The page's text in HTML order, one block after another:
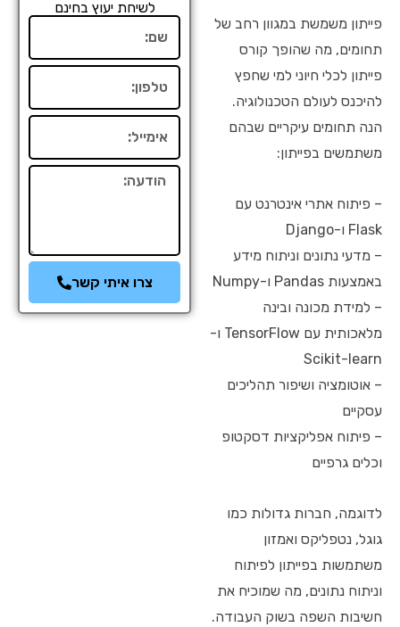
פייתון משמשת במגוון רחב של
תחומים, מה שהופך קורס
פייתון לכלי חיוני למי שחפץ
להיכנס לעולם הטכנולוגיה.
הנה תחומים עיקריים שבהם
משתמשים בפייתון:
– פיתוח אתרי אינטרנט עם
Flask ו-Django
– מדעי נתונים וניתוח מידע
באמצעות Pandas ו-Numpy
– למידת מכונה ובינה
מלאכותית עם TensorFlow ו-
Scikit-learn
– אוטומציה ושיפור תהליכים
עסקיים
– פיתוח אפליקציות דסקטופ
וכלים גרפיים
לדוגמה, חברות גדולות כמו
גוגל, נטפליקס ואמזון
משתמשות בפייתון לפיתוח
וניתוח נתונים, מה שמוכיח את
חשיבות השפה בשוק העבודה.
לשיחת יעוץ בחינם
הודעה
צרו איתי קשר